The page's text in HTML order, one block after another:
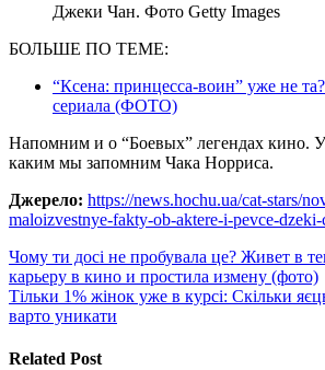
Джеки Чан. Фото Getty Images
БОЛЬШЕ ПО ТЕМЕ:
“Ксена: принцесса-воин” уже не
сериала (ФОТО)
Напомним и о “Боевых” легендах кино.
каким мы запомним Чака Норриса.
Джерело: https://news.hochu.ua/cat-stars/
maloizvestnye-fakty-ob-aktere-i-pevce-
Навигация
по
записям
Чому ти досі не пробувала це? Живет в
карьеру в кино и простила измену (фото)
Тільки 1% жінок уже в курсі: Скільки
варто уникати
Related Post